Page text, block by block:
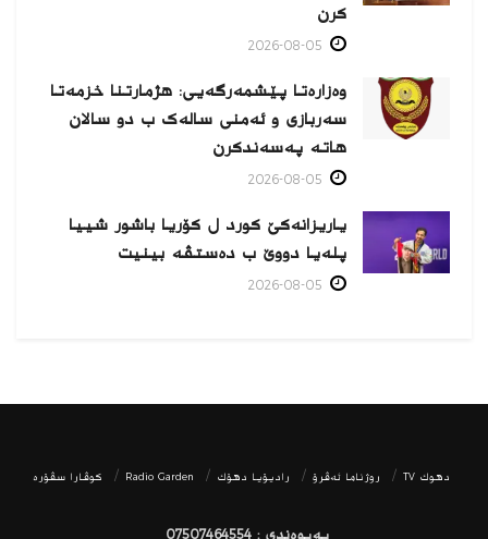
كرن
وەزارەتا پێشمەرگەیی: هژمارتنا خزمەتا
سەربازی و ئەمنی سالەک ب دو سالان
هاتە پەسەندكرن
یاریزانەكێ کورد ل کۆریا باشور شییا
پلەیا دووێ ب دەستڤە بینیت
دھوك TV روژناما ئەڤرۆ رادیۆیا دهۆك Radio Garden كوڤارا سڤۆره‌